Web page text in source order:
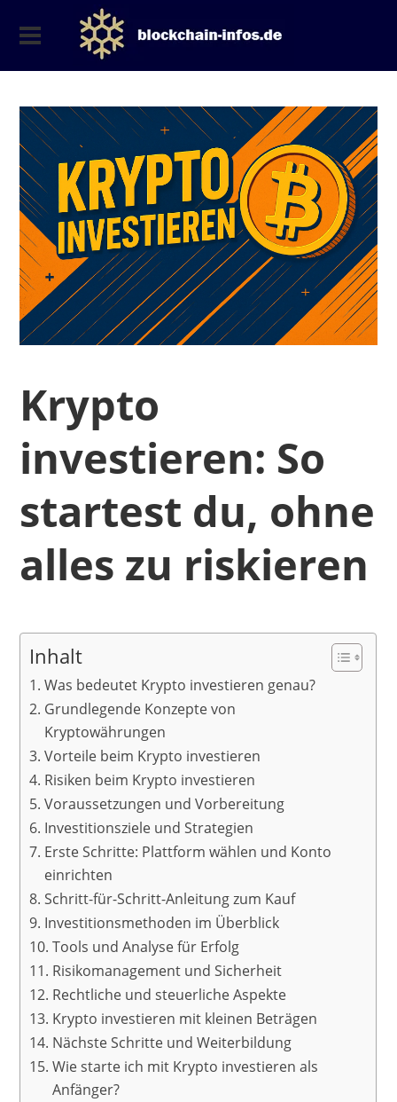
Krypto
investieren: So
startest du, ohne
alles zu riskieren
Inhalt
Was bedeutet Krypto investieren genau?
Grundlegende Konzepte von
Kryptowährungen
Vorteile beim Krypto investieren
Risiken beim Krypto investieren
Voraussetzungen und Vorbereitung
Investitionsziele und Strategien
Erste Schritte: Plattform wählen und Konto
einrichten
Schritt-für-Schritt-Anleitung zum Kauf
Investitionsmethoden im Überblick
Tools und Analyse für Erfolg
Risikomanagement und Sicherheit
Rechtliche und steuerliche Aspekte
Krypto investieren mit kleinen Beträgen
Nächste Schritte und Weiterbildung
Wie starte ich mit Krypto investieren als
Anfänger?